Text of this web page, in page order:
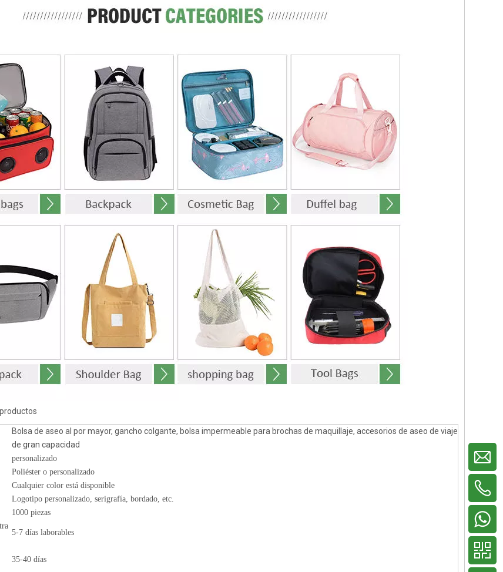
Bolsa de aseo al por mayor, gancho colgante, bolsa impermeable para brochas de maquillaje, accesorios de aseo de viaje
de gran capacidad
personalizado
Poliéster o personalizado
Cualquier color está disponible
Logotipo personalizado, serigrafía, bordado, etc.
1000 piezas
5-7 días laborables
35-40 días